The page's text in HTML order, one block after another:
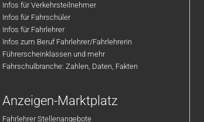
Infos für Verkehrsteilnehmer
Infos für Fahrschüler
Infos für Fahrlehrer
Infos zum Beruf Fahrlehrer/Fahrlehrerin
Führerscheinklassen und mehr
Fahrschulbranche: Zahlen, Daten, Fakten
Anzeigen-Marktplatz
Fahrlehrer Stellenangebote